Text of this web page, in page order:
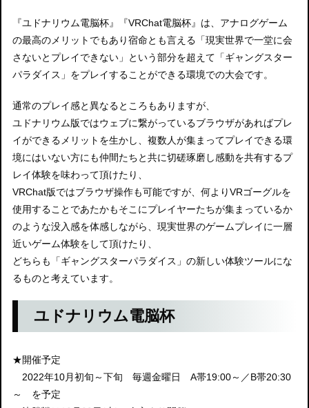
『ユドナリウム電脳杯』『VRChat電脳杯』は、アナログゲーム
の最高のメリットでもあり宿命とも言える「現実世界で一堂に会
さないとプレイできない」という部分を超えて「ギャングスター
パラダイス」をプレイすることができる環境での大会です。
通常のプレイ感と異なるところもありますが、
ユドナリウム版ではウェブに繋がっているブラウザがあればプレ
イができるメリットを生かし、複数人が集まってプレイできる環
境にはいない方にも仲間たちと共に切磋琢磨し感動を共有するプ
レイ体験を味わって頂けたり、
VRChat版ではブラウザ操作も可能ですが、何よりVRゴーグルを
使用することであたかもそこにプレイヤーたちが集まっているか
のような没入感を体感しながら、現実世界のゲームプレイに一層
近いゲーム体験をして頂けたり、
どちらも「ギャングスターパラダイス」の新しい体験ツールにな
るものと考えています。
ユドナリウム電脳杯
★開催予定
2022年10月初旬～下旬 毎週金曜日 A帯19:00～／B帯20:30
～ を予定